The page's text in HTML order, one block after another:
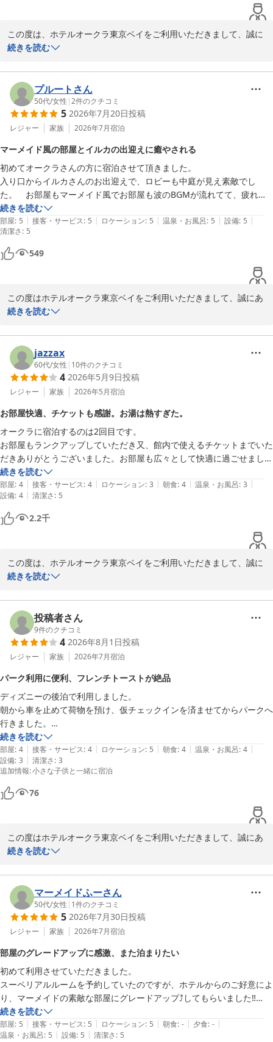
この度は、ホテルオークラ東京ベイをご利用いただきまして、誠に
ありがとうございました。客室の設備につきまして、ご期待に沿え
レビの機能やシャワーの使いづらさに関しましては、お客様に快適
にお過ごしいただくための重要な課題として真摯に受け止めリノベ
ーションの際にお客様のご意見をカタチにしてまいりたいと存じま
す。ご朝食バイキングにてご提供しておりますオムレツや、品揃え
にご満足いただけた様子を伺い、シェフをはじめスタッフ一同大変
てまいります。またのお越しを、スタッフ一同心よりお待ち申し上
げております。ご投稿ありがとうございました。
ホテルオークラ東京ベイ
2026-08-05
続きを読む
プルートさん
50代/女性 |2件のクチコミ
5 2026年7月20日投稿
レジャー 家族 2026年7月宿泊
マーメイド風の部屋とイルカの出迎えに癒やされる
初めてオークラさんの方に宿泊させて頂きました。
入り口からイルカさんのお出迎えで、ロビーも中庭が見え素敵でし
た。　お部屋もマーメイド風でお部屋も波のBGMが流れてて、疲れて
帰り癒されるました。　お風呂が広く、ガラス張のシャワーも良かった
です。　ドライヤーが2個有ったのは良かった風量ま良かった
又宿泊したいです
続きを読む
部屋: 5 | 接客・サービス: 5 | ロケーション: 5 | 温泉・お風呂: 5 | 設備: 5 |
清潔さ: 5
549
この度はホテルオークラ東京ベイをご利用いただきまして、誠にあ
りがとうございました。当ホテルのシンボルのイルカや開放的なロ
限定のお部屋をお楽しみいただけたようで大変嬉しく思っておりま
す。「また宿泊したい」という大変ありがたいお言葉を励みに、こ
れからも皆様に笑顔になっていただけるホテルづくりに励んでまい
ります。お客様とまたお会いできる日を、スタッフ一同楽しみにお
待ちしております。ご投稿ありがとうございました。
ホテルオークラ東京ベイ
2026-07-22
続きを読む
jazzax
60代/女性 | 10件のクチコミ
4 2026年5月9日投稿
レジャー 家族 2026年5月宿泊
お部屋快適、チケットも感謝。お湯は熱すぎた。
オークラに宿泊するのは2回目です。
お部屋もランクアップしていただき又、館内で使えるチケットまでいた
だきありがとうございました。お部屋も広々として快適に過ごせまし
た。
ただ早朝、洗面を使った際、お湯しか出なくかなり熱かったので、ちょ
っと困りました。その点を除けばまた、宿泊したいホテルです。
続きを読む
部屋: 4 | 接客・サービス: 4 | ロケーション: 3 | 朝食: 4 | 温泉・お風呂: 3 |
設備: 4 | 清潔さ: 5
2.2千
この度は、ホテルオークラ東京ベイをご利用いただきまして、誠に
ありがとうございました。お部屋のアップグレードが、お客様の快
かしながら、洗面台におけるお湯の不具合に関しまして、多大なる
ご不便とご迷惑をおかけしましたことを、深くお詫び申し上げま
す。今回頂戴した貴重なご指摘を真摯に受け止め、直ちに設備担当
者と共有し、点検・修繕の徹底に努めてまいる所存です。「また宿
泊したい」という光栄なお言葉に甘んじることなく、次回お迎えす
スタッフ一同尽力してまいります。再びお目にかかれます日を、心
よりお待ち申し上げております。ご投稿ありがとうございました。
ホテルオークラ東京ベイ
2026-05-11
続きを読む
投稿者さん
9件のクチコミ
4 2026年8月1日投稿
レジャー 家族 2026年7月宿泊
パーク利用に便利、フレンチトーストが絶品
ディズニーの後泊で利用しました。
朝から車を止めて荷物を預け、仮チェックインを済ませてからパークへ
行きました。
パークの駐車場代が4,000円の為その分お得になりました。
館内のドラッグストアが22時までのため、閉園後に戻る際に他で軽食
の買い物を済ませホテルに戻りました。
大きなバスタブは疲れをとるのに最適でした。アメニティで入浴剤があ
ったら尚良かったなぁと思いました。(バスジェルはありましたが、シ
ャワーブースで洗いバスタブへ移動したので､､､)
翌朝は、8:20頃朝食のレストランへ行きましたが、4組待ちでした。
朝食はどれも美味しく、特にフレンチトーストは評判通りとても美味し
かったです。
続きを読む
部屋: 4 | 接客・サービス: 4 | ロケーション: 5 | 朝食: 4 | 温泉・お風呂: 4 |
設備: 3 | 清潔さ: 3
追加情報:小さな子供と一緒に宿泊
76
この度はホテルオークラ東京ベイをご利用いただきまして、誠にあ
りがとうございました。ご滞在中のお過ごし方をご紹介いただきま
けたのであれば幸いでございます。ご意見にございましたドラッグ
ストアの営業時間につきましてはご不便をおかけいたしました。今
後のサービス向上のための貴重なご意見として共有させていただき
ます。お部屋ではアメニティをご利用いただき、お疲れを癒してい
ただけたご様子に何よりでございます。今後もリゾートらしい楽し
たお目にかかれます日をスタッフ一同心よりお待ち申し上げており
ます。ご投稿ありがとうございました。
ホテルオークラ東京ベイ
2026-08-04
続きを読む
マーメイドふーさん
50代/女性 | 1件のクチコミ
5 2026年7月30日投稿
レジャー 家族 2026年7月宿泊
部屋のグレードアップに感激、また泊まりたい
初めて利用させていただきました。
スーペリアルルームを予約していたのですが、ホテルからのご好意によ
り、マーメイドの素敵な部屋にグレードアップ⤴️してもらいました‼️
これがまた、雰囲気が良くて最高でした。
1階のお店で夕食をテイクアウトして部屋で過ごしましたがこれもまた
すごく良かったです。
続きを読む
部屋: 5 | 接客・サービス: 5 | ロケーション: 5 | 朝食: - | 夕食: - |
温泉・お風呂: 5 | 設備: 5 | 清潔さ: 5